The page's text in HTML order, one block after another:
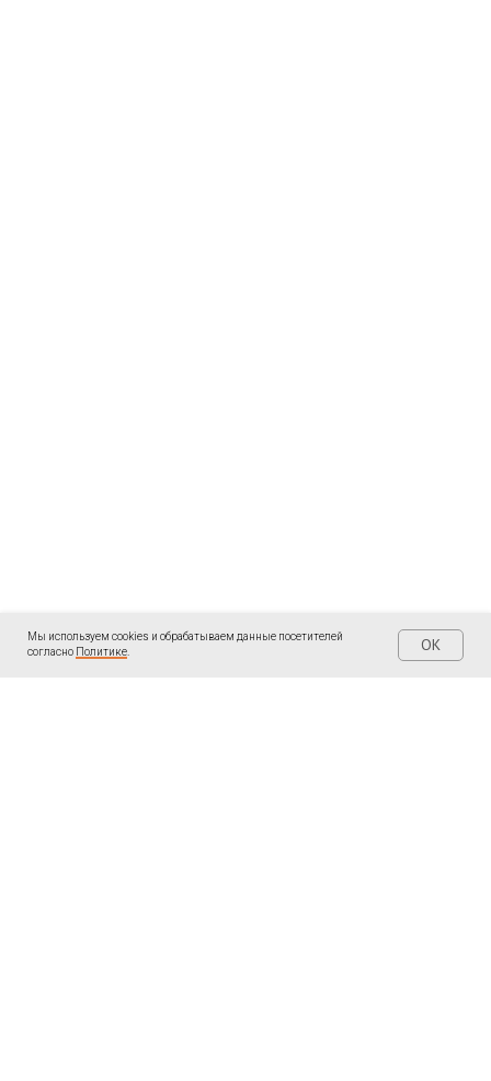
Мы используем cookies и обрабатываем данные посетителей
согласно Политике. OK